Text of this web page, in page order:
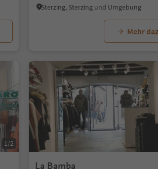
Sterzing, Sterzing und Umgebung
Mehr
1/2
La Bamba